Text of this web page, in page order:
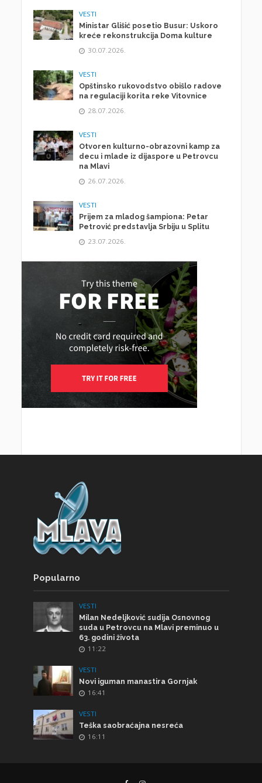
VESTI
Ministar Glišić posetio Busur: Uskoro
kreće rekonstrukcija Doma kulture
30.07.2026.
VESTI
Opštinsko rukovodstvo obišlo radove
na regulaciji korita reke Vitovnice
28.07.2026.
VESTI
Otvoren kulturno-obrazovni kamp za
decu i mlade iz dijaspore u Petrovcu
na Mlavi
26.07.2026.
VESTI
Prijem za mladog šampiona: Petar
Petrović predstavlja Srbiju u Splitu
23.07.2026.
Popularno
VESTI
Milan Nedeljković sudija Osnovnog
suda u Petrovcu na Mlavi preminuo u
63. godini života
11:22
VESTI
Novi iguman manastira Gornjak
16:41
VESTI
Teška saobraćajna nesreća
16:11